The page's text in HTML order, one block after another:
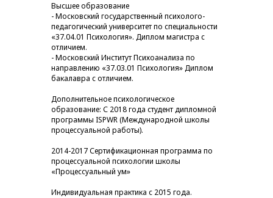
Высшее образование
- Московский государственный психолого-
педагогический университет по специальности
«37.04.01 Психология». Диплом магистра с
отличием.
- Московский Институт Психоанализа по
направлению «37.03.01 Психология» Диплом
бакалавра с отличием.
Дополнительное психологическое
образование: С 2018 года студент дипломной
программы ISPWR (Международной школы
процессуальной работы).
2014-2017 Сертификационная программа по
процессуальной психологии школы
«Процессуальный ум»
Индивидуальная практика с 2015 года.